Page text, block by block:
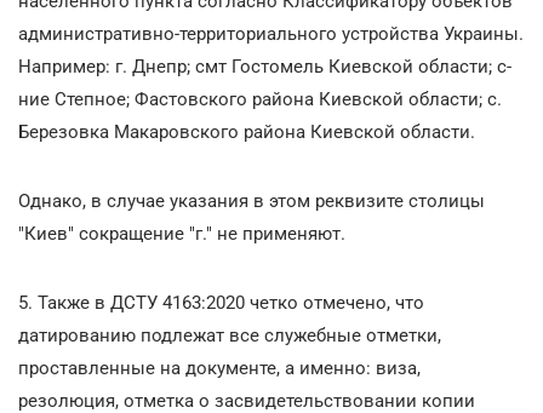
административно-территориального устройства Украины.
Например: г. Днепр; смт Гостомель Киевской области; с-
ние Степное; Фастовского района Киевской области; с.
Березовка Макаровского района Киевской области.
Однако, в случае указания в этом реквизите столицы
"Киев" сокращение "г." не применяют.
5. Также в ДСТУ 4163:2020 четко отмечено, что
датированию подлежат все служебные отметки,
проставленные на документе, а именно: виза,
резолюция, отметка о засвидетельствовании копии